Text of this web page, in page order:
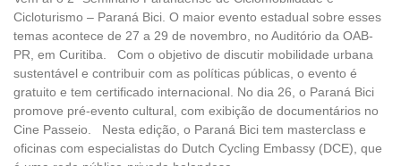
Cicloturismo – Paraná Bici. O maior evento estadual sobre esses
temas acontece de 27 a 29 de novembro, no Auditório da OAB-
PR, em Curitiba. Com o objetivo de discutir mobilidade urbana
sustentável e contribuir com as políticas públicas, o evento é
gratuito e tem certificado internacional. No dia 26, o Paraná Bici
promove pré-evento cultural, com exibição de documentários no
Cine Passeio. Nesta edição, o Paraná Bici tem masterclass e
oficinas com especialistas do Dutch Cycling Embassy (DCE), que